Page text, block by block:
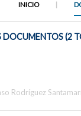
INICIO
DOCUMENTOS (2
Rodríguez